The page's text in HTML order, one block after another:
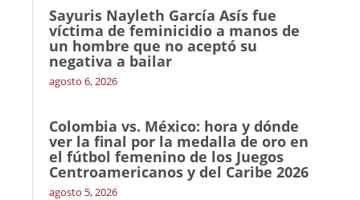
Sayuris Nayleth García Asís fue
víctima de feminicidio a manos de
un hombre que no aceptó su
negativa a bailar
agosto 6, 2026
Colombia vs. México: hora y dónde
ver la final por la medalla de oro en
el fútbol femenino de los Juegos
Centroamericanos y del Caribe 2026
agosto 5, 2026